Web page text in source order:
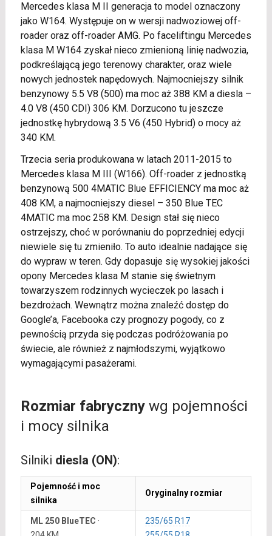
Mercedes klasa M II generacja to model oznaczony
jako W164. Występuje on w wersji nadwoziowej off-
roader oraz off-roader AMG. Po faceliftingu Mercedes
klasa M W164 zyskał nieco zmienioną linię nadwozia,
podkreślającą jego terenowy charakter, oraz wiele
nowych jednostek napędowych. Najmocniejszy silnik
benzynowy 5.5 V8 (500) ma moc aż 388 KM a diesla –
4.0 V8 (450 CDI) 306 KM. Dorzucono tu jeszcze
jednostkę hybrydową 3.5 V6 (450 Hybrid) o mocy aż
340 KM.
Trzecia seria produkowana w latach 2011-2015 to
Mercedes klasa M III (W166). Off-roader z jednostką
benzynową 500 4MATIC Blue EFFICIENCY ma moc aż
408 KM, a najmocniejszy diesel – 350 Blue TEC
4MATIC ma moc 258 KM. Design stał się nieco
ostrzejszy, choć w porównaniu do poprzedniej edycji
niewiele się tu zmieniło. To auto idealnie nadające się
do wypraw w teren. Gdy dopasuje się wysokiej jakości
opony Mercedes klasa M stanie się świetnym
towarzyszem rodzinnych wycieczek po lasach i
bezdrożach. Wewnątrz można znaleźć dostęp do
Google’a, Facebooka czy prognozy pogody, co z
pewnością przyda się podczas podróżowania po
świecie, ale również z najmłodszymi, wyjątkowo
wymagającymi pasażerami.
Rozmiar fabrycznywg pojemności
i mocy silnika
Silniki diesla (ON):
Pojemność i moc
silnika
Oryginalny rozmiar
ML 250 BlueTEC ·
235/65 R17